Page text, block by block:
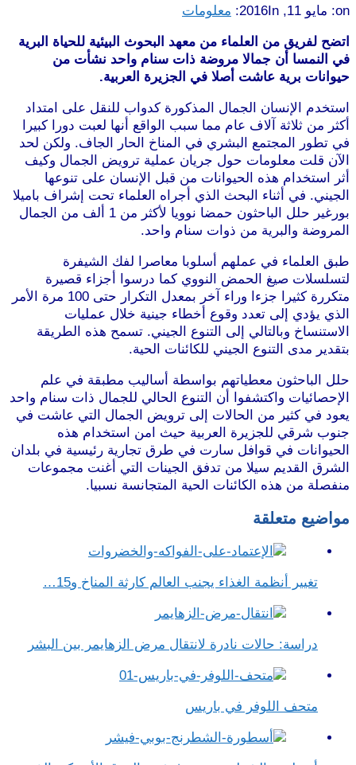
on: مايو 11, 2016 In: معلومات
اتضح لفريق من العلماء من معهد البحوث البيئية للحياة البرية
في النمسا أن جمالا مروضة ذات سنام واحد نشأت من
حيوانات برية عاشت أصلا في الجزيرة العربية.
استخدم الإنسان الجمال المذكورة كدواب للنقل على امتداد
أكثر من ثلاثة آلاف عام مما سبب الواقع أنها لعبت دورا كبيرا
في تطور المجتمع البشري في المناخ الحار الجاف. ولكن لحد
الآن قلت معلومات حول جريان عملية ترويض الجمال وكيف
أثر استخدام هذه الحيوانات من قبل الإنسان على تنوعها
الجيني. في أثناء البحث الذي أجراه العلماء تحت إشراف باميلا
بورغير حلل الباحثون حمضا نوويا لأكثر من 1 ألف من الجمال
المروضة والبرية من ذوات سنام واحد.
طبق العلماء في عملهم أسلوبا معاصرا لفك الشيفرة
لتسلسلات صيغ الحمض النووي كما درسوا أجزاء قصيرة
متكررة كثيرا جزءا وراء آخر بمعدل التكرار حتى 100 مرة الأمر
الذي يؤدي إلى تعدد وقوع أخطاء جينية خلال عمليات
الاستنساخ وبالتالي إلى التنوع الجيني. تسمح هذه الطريقة
بتقدير مدى التنوع الجيني للكائنات الحية.
حلل الباحثون معطياتهم بواسطة أساليب مطبقة في علم
الإحصائيات واكتشفوا أن التنوع الحالي للجمال ذات سنام واحد
يعود في كثير من الحالات إلى ترويض الجمال التي عاشت في
جنوب شرقي للجزيرة العربية حيث امن استخدام هذه
الحيوانات في قوافل سارت في طرق تجارية رئيسية في بلدان
الشرق القديم سيلا من تدفق الجينات التي أغنت مجموعات
منفصلة من هذه الكائنات الحية المتجانسة نسبيا.
مواضيع متعلقة
تغيير أنظمة الغذاء يجنب العالم كارثة المناخ و15…
دراسة: حالات نادرة لانتقال مرض الزهايمر بين البشر
متحف اللوفر في باريس